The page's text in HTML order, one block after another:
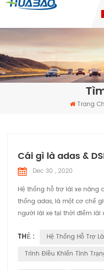
Trang
Cái gì là adas &
Dec 30 , 2020
Hệ thống hỗ trợ lái xe nâng
thống adas, là một cơ chế
người lái xe tại thời điểm
(Trình điều khiển trạng thái
hệ thống lái xe an toàn. Tài
THẺ : Hệ Thống Hỗ Trợ
Trình Điều Khiển Tình